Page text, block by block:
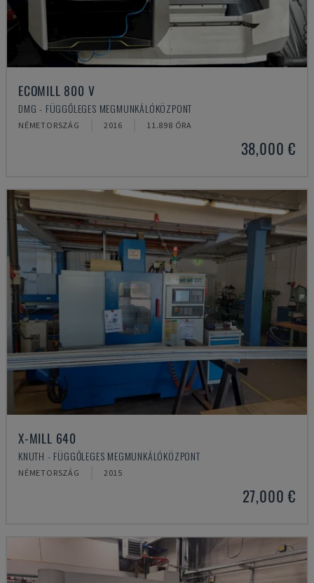
ECOMILL 800 V
DMG - FÜGGŐLEGES MEGMUNKÁLÓKÖZPONT
NÉMETORSZÁG 2016 11.898 ÓRA
38,000 €
X-MILL 640
KNUTH - FÜGGŐLEGES MEGMUNKÁLÓKÖZPONT
NÉMETORSZÁG 2015
27,000 €